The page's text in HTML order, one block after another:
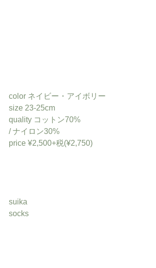
color ネイビー・アイボリー
size 23-25cm
quality コットン70%
/ ナイロン30%
price ¥2,500+税(¥2,750)
suika
socks